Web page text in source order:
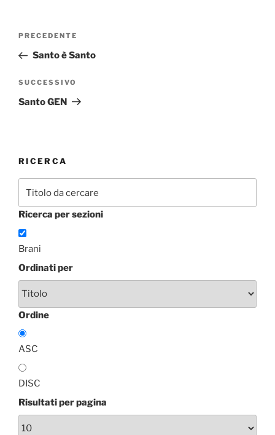
Navigazione
Articolo
precedente:
PRECEDENTE
Santo è Santo
Articolo
successivo
SUCCESSIVO
Santo GEN
RICERCA
Ricerca per sezioni
Brani
Ordinati per
Ordine
ASC
DISC
Risultati per pagina